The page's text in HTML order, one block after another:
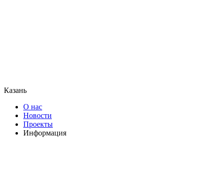
Казань
О нас
Новости
Проекты
Информация